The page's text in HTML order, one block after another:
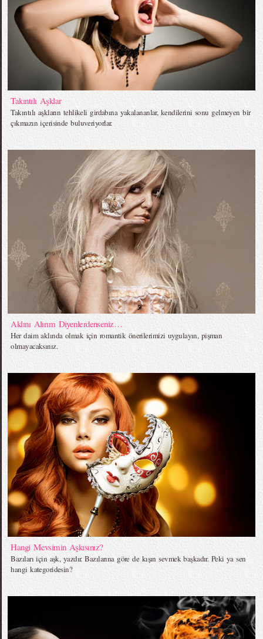
Takıntılı Aşklar
Takıntılı aşkların tehlikeli girdabına yakalananlar, kendilerini sonu gelmeyen bir
çıkmazın içerisinde buluveriyorlar.
Aklını Alırım Diyenlerdenseniz…
Her daim aklında olmak için romantik önerilerimizi uygulayın, pişman
olmayacaksınız.
Hangi Mevsimin Aşkısınız?
Bazıları için aşk, yazdır. Bazılarına göre de kışın sevmek başkadır. Peki ya sen
hangi kategoridesin?